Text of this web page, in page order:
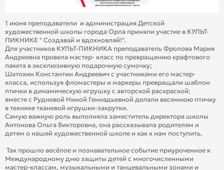
1 июня преподаватели и администрация Детской
художественной школы города Орла приняли участие в КУЛЬТ-
ПИКНИКЕ " Создавай и вдохновляй!".
Для участников КУЛЬТ-ПИКНИКА преподаватель Фролова Мария
Андреевна провела мастер- класс по превращению крафтового
пакета в эксклюзивную подарочную сумочку;
Шатохин Константин Андреевич с участниками его мастер-
класса, используя фломастеры и маркеры превращали шаблон
птички в динамическую игрушку с авторской раскраской;
вместе с Рудневой Ниной Геннадьевной делали весеннюю птичку
в технике тканевой игрушки-закрутки.
Самую важную роль выполняла заместитель директора школы
Антонова Ольга Викторовна, она рассказывала родителям и
детям о нашей художественной школе и как к нам поступить.
Так прошло весёлое и познавательное событие приуроченное к
Международному дню защиты детей с многочисленными
мастер-классам, музыкальными и танцевальными зонами и